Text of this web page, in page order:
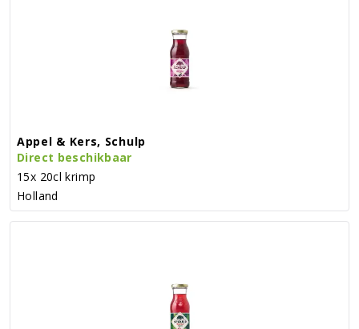
Appel & Kers, Schulp
Direct beschikbaar
15x 20cl krimp
Holland